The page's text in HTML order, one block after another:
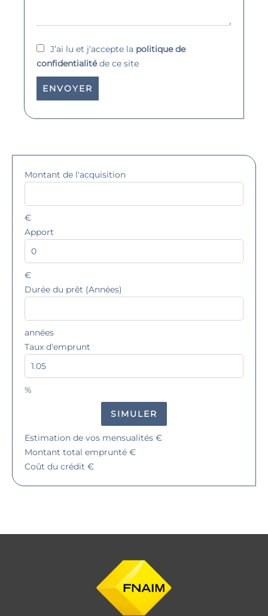
J’ai lu et j'accepte la politique de
confidentialitéde ce site
ENVOYER
Montant de l'acquisition
€
Apport
€
Durée du prêt (Années)
années
Taux d'emprunt
%
SIMULER
Estimation de vos mensualités €
Montant total emprunté €
Coût du crédit €